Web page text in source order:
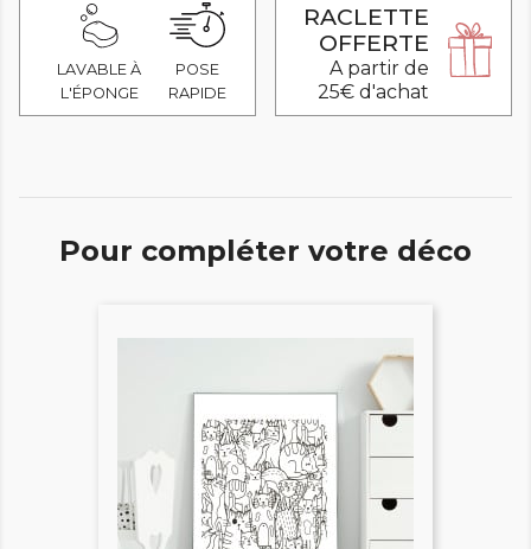
LAVABLE À
L'ÉPONGE
POSE
RAPIDE
RACLETTE
OFFERTE
A partir de
25€ d'achat
Pour compléter votre déco